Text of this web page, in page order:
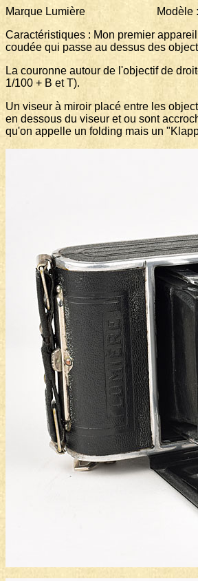
Marque Lumière Modèle :
Caractéristiques : Mon premier
coudée qui passe au dessus des
La couronne autour de l'objectif de
1/100 + B et T).
Un viseur à miroir placé entre les
en dessous du viseur et ou sont
qu'on appelle un folding mais un